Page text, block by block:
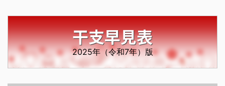
干支早見表
2025年（令和7年）版